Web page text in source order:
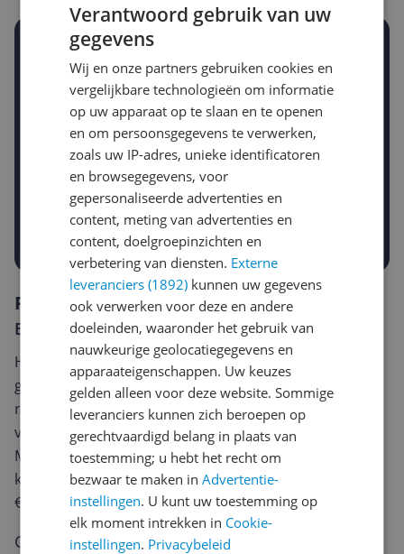
Stel een alert in en mis geen prijsdaling
Krijg een seintje zodra de prijs zakt
Jouw e-mailadres
Gewenste daling of bedrag
-10% -15%
€
Prijsalert aanzetten
Reviews
Er zijn nog geen reviews geschreven
Heb jij dit product in bezit en wil je graag je mening
geven? Start dan hieronder met het schrijven van je
review. Afhankelijk van de details duurt het schrijven
van een review gemiddeld tussen de 3 en 10 minuten.
Met jouw mening help je andere bezoekers een betere
keuze te maken én maak je iedere maand kans op
€250,-!
Klik hier voor de actievoorwaarden.
Cijfer
Verantwoord gebruik van uw
gegevens
Wij en onze partners gebruiken cookies en
vergelijkbare technologieën om informatie
op uw apparaat op te slaan en te openen
en om persoonsgegevens te verwerken,
zoals uw IP-adres, unieke identificatoren
en browsegegevens, voor
gepersonaliseerde advertenties en
content, meting van advertenties en
content, doelgroepinzichten en
verbetering van diensten. Externe
leveranciers (1892) kunnen uw gegevens
ook verwerken voor deze en andere
doeleinden, waaronder het gebruik van
nauwkeurige geolocatiegegevens en
apparaateigenschappen. Uw keuzes
gelden alleen voor deze website. Sommige
leveranciers kunnen zich beroepen op
gerechtvaardigd belang in plaats van
toestemming; u hebt het recht om
bezwaar te maken inAdvertentie-
instellingen. U kunt uw toestemming op
elk moment intrekken in Cookie-
instellingen. Privacybeleid